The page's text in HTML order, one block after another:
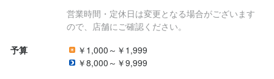
営業時間・定休日は変更となる場合がございます
ので、店舗にご確認ください。
予算
￥1,000～￥1,999
￥8,000～￥9,999